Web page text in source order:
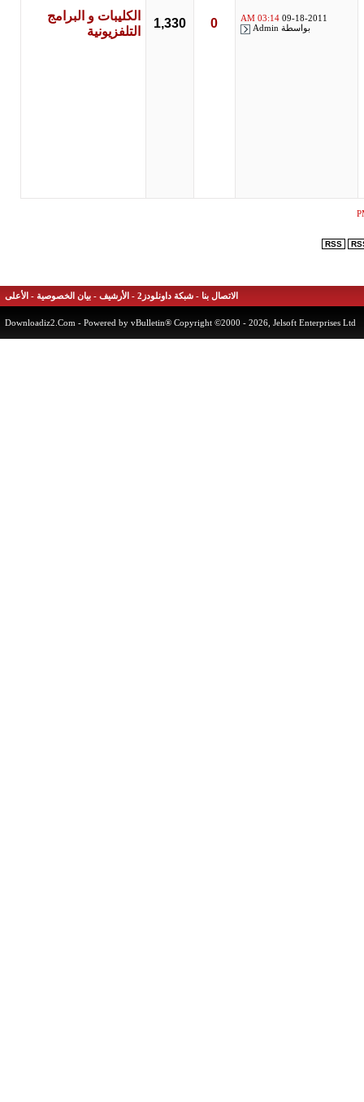
09-18-2011
03:14 AM
بواسطةAdmin
1,330
الكليبات و البرامج
التلفزيونية
RSS
الاتصال بنا - شبكة داونلودز2 -الأرشيف-بيان الخصوصية-الأعلى
Downloadiz2.Com- Powered by vBulletin® Copyright ©2000 - 2026, Jelsoft Enterprises